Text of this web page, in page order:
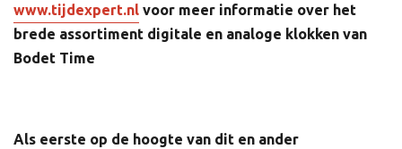
www.tijdexpert.nl voor meer informatie over het
brede assortiment digitale en analoge klokken van
Bodet Time
Als eerste op de hoogte van dit en ander